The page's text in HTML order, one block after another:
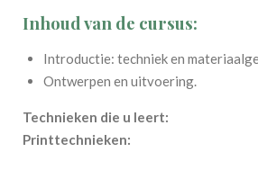
Inhoud van de cursus:
Introductie: techniek en
Ontwerpen en uitvoering.
Technieken die u leert:
Printtechnieken: